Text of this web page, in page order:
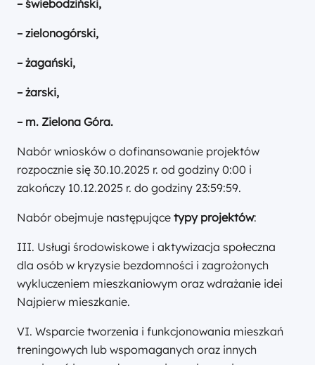
– świebodziński,
– zielonogórski,
– żagański,
– żarski,
– m. Zielona Góra.
Nabór wniosków o dofinansowanie projektów
rozpocznie się 30.10.2025 r. od godziny 0:00 i
zakończy 10.12.2025 r. do godziny 23:59:59.
Nabór obejmuje następujące typy projektów:
III. Usługi środowiskowe i aktywizacja społeczna
dla osób w kryzysie bezdomności i zagrożonych
wykluczeniem mieszkaniowym oraz wdrażanie idei
Najpierw mieszkanie.
VI. Wsparcie tworzenia i funkcjonowania mieszkań
treningowych lub wspomaganych oraz innych